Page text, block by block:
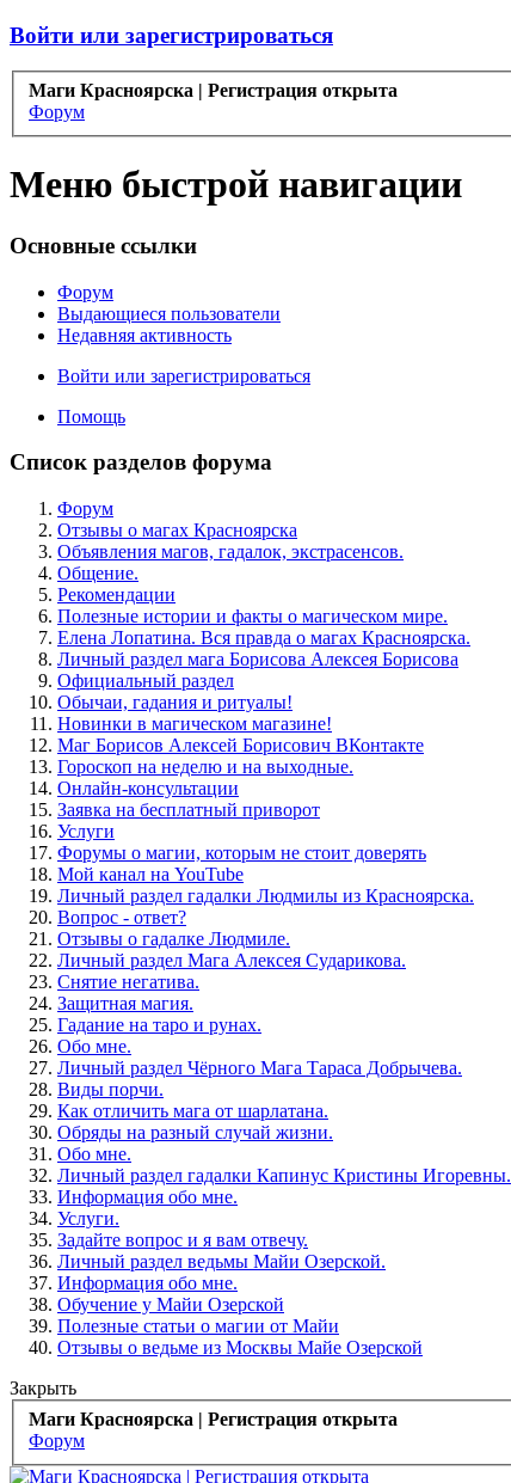
Войти или зарегистрироваться
Маги Красноярска | Регистрация открыта
Форум
Меню быстрой навигации
Основные ссылки
Форум
Выдающиеся пользователи
Недавняя активность
Войти или зарегистрироваться
Помощь
Список разделов форума
Форум
Отзывы о магах Красноярска
Объявления магов, гадалок, экстрасенсов.
Общение.
Рекомендации
Полезные истории и факты о магическом мире.
Елена Лопатина. Вся правда о магах Красноярска.
Личный раздел мага Борисова Алексея Борисова
Официальный раздел
Обычаи, гадания и ритуалы!
Новинки в магическом магазине!
Маг Борисов Алексей Борисович ВКонтакте
Гороскоп на неделю и на выходные.
Онлайн-консультации
Заявка на бесплатный приворот
Услуги
Форумы о магии, которым не стоит доверять
Мой канал на YouTube
Личный раздел гадалки Людмилы из Красноярска.
Вопрос - ответ?
Отзывы о гадалке Людмиле.
Личный раздел Мага Алексея Сударикова.
Снятие негатива.
Защитная магия.
Гадание на таро и рунах.
Обо мне.
Личный раздел Чёрного Мага Тараса Добрычева.
Виды порчи.
Как отличить мага от шарлатана.
Обряды на разный случай жизни.
Обо мне.
Личный раздел гадалки Капинус Кристины Игоревны.
Информация обо мне.
Услуги.
Задайте вопрос и я вам отвечу.
Личный раздел ведьмы Майи Озерской.
Информация обо мне.
Обучение у Майи Озерской
Полезные статьи о магии от Майи
Отзывы о ведьме из Москвы Майе Озерской
Закрыть
Маги Красноярска | Регистрация открыта
Форум